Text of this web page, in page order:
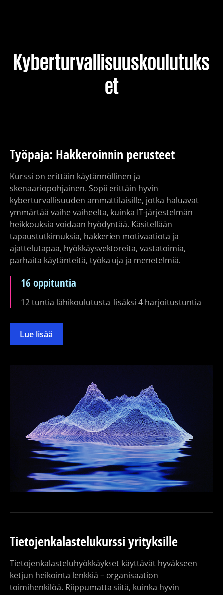
Pakettiratkaisut
Yhteystiedot
Est Eng Fin
Kyberturvallisuuskoulutuks
et
Työpaja: Hakkeroinnin perusteet
Kurssi on erittäin käytännöllinen ja
skenaariopohjainen. Sopii erittäin hyvin
kyberturvallisuuden ammattilaisille, jotka haluavat
ymmärtää vaihe vaiheelta, kuinka IT-järjestelmän
heikkouksia voidaan hyödyntää. Käsitellään
tapaustutkimuksia, hakkerien motivaatiota ja
ajattelutapaa, hyökkäysvektoreita, vastatoimia,
parhaita käytänteitä, työkaluja ja menetelmiä.
16 oppituntia
12 tuntia lähikoulutusta, lisäksi 4 harjoitustuntia
Lue lisää
Tietojenkalastelukurssi yrityksille
Tietojenkalasteluhyökkäykset käyttävät hyväkseen
ketjun heikointa lenkkiä – organisaation
toimihenkilöä. Riippumatta siitä, kuinka hyvin